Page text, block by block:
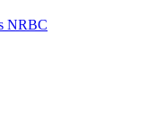
NRBC